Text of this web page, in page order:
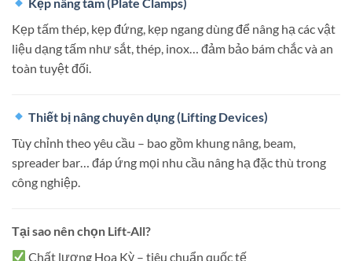
Kẹp tấm thép, kẹp đứng, kẹp ngang dùng để nâng hạ các vật
liệu dạng tấm như sắt, thép, inox… đảm bảo bám chắc và an
toàn tuyệt đối.
Thiết bị nâng chuyên dụng (Lifting Devices)
Tùy chỉnh theo yêu cầu – bao gồm khung nâng, beam,
spreader bar… đáp ứng mọi nhu cầu nâng hạ đặc thù trong
công nghiệp.
Tại sao nên chọn Lift-All?
Chất lượng Hoa Kỳ – tiêu chuẩn quốc tế